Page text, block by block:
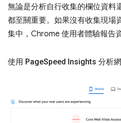
無論是分析自行收集的欄位資料
都至關重要。如果沒有收集現場
集中，Chrome 使用者體驗報告
使用 PageSpeed Insights 分析